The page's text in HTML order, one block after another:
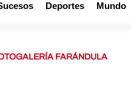
Deportes Mundo
FARÁNDULA